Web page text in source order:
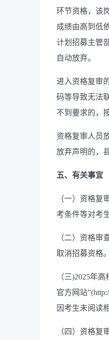
环节资格，该
成绩由高到低
计划招募主管
自动放弃。
进入资格复审
码等导致无法
不到要求的，
资格复审人员
放弃声明的，
五、有关事宜
（一）资格复
考条件等对考
（二）资格审
取消招募资格。
（三)2025年
官方网站
因考生未阅读
（四）资格复